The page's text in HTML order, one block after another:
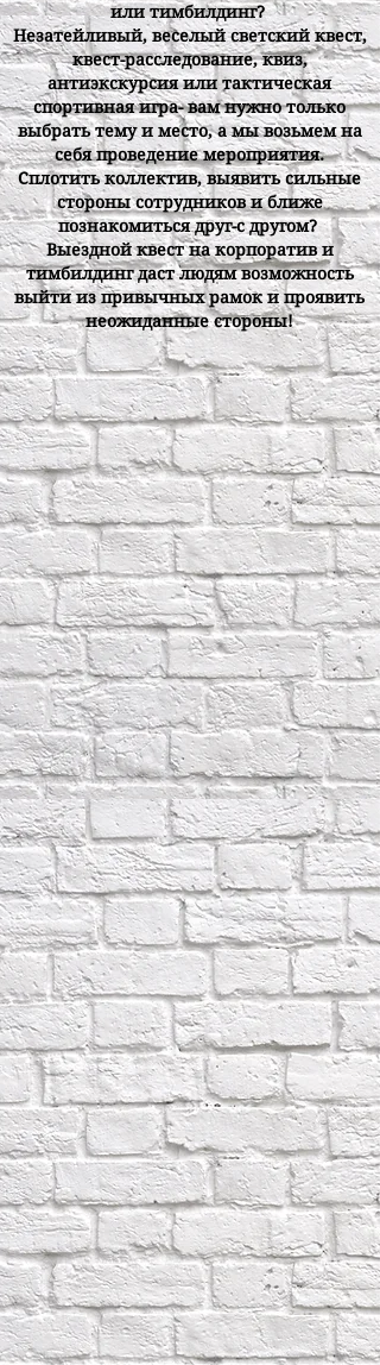
или тимбилдинг?
Незатейливый, веселый светский квест,
квест-расследование, квиз,
антиэкскурсия или тактическая
спортивная игра- вам нужно только
выбрать тему и место, а мы возьмем на
себя проведение мероприятия.
Cплотить коллектив, выявить сильные
стороны сотрудников и ближе
познакомиться друг-с другом?
Выездной квест на корпоратив и
тимбилдинг даст людям возможность
выйти из привычных рамок и проявить
неожиданные стороны!